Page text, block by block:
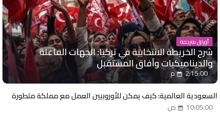
أوراق مترجمة
شرح الخريطة الانتخابية في تركيا: الجهات الفاعلة
والديناميكيات وآفاق المستقبل
2:15:00 م
السعودية العالمية: كيف يمكن للأوروبيين العمل مع مملكة متطورة
10:05:00 ص